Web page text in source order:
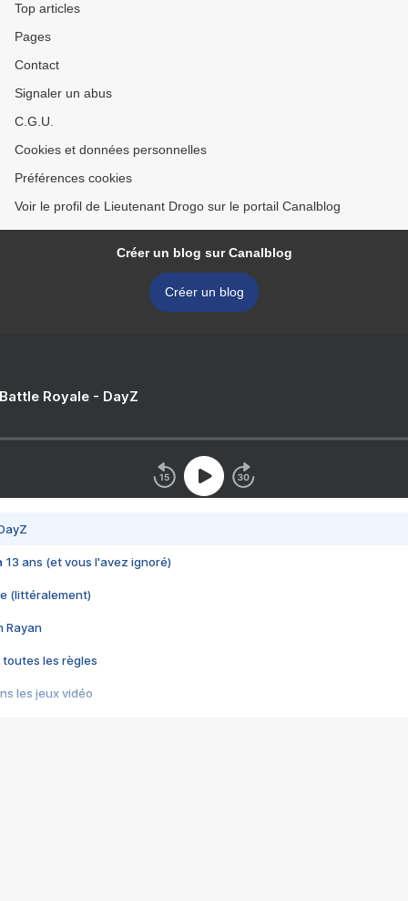
Top articles
Pages
Contact
Signaler un abus
C.G.U.
Cookies et données personnelles
Préférences cookies
Voir le profil de Lieutenant Drogo sur le portail Canalblog
Créer un blog sur Canalblog
Créer un blog
Royale - DayZ
13 ans (et vous l'avez ignoré)
(littéralement)
Rayan
toutes les règles
les jeux vidéo